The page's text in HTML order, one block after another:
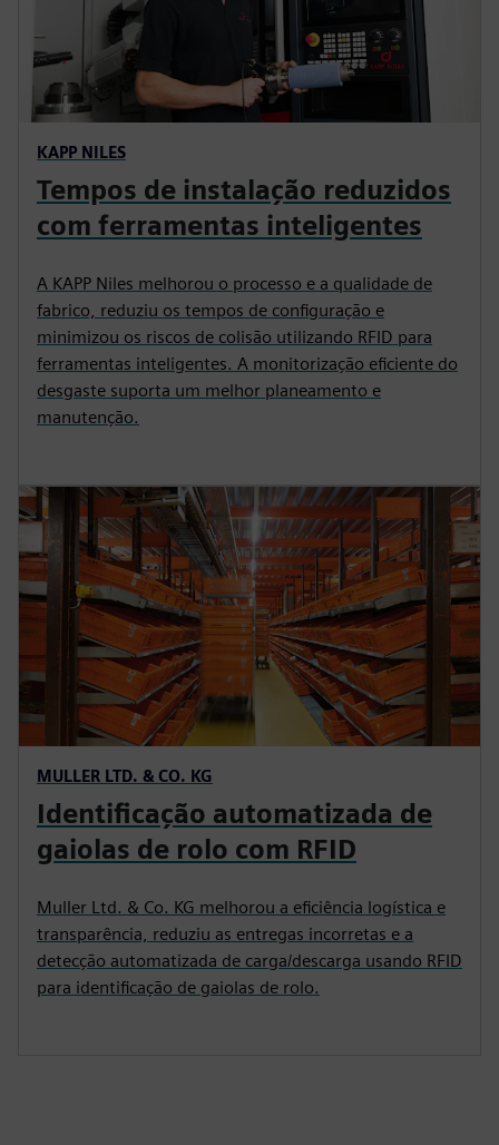
KAPP NILES
Tempos de instalação reduzidos
com ferramentas inteligentes
A KAPP Niles melhorou o processo e a qualidade de
fabrico, reduziu os tempos de configuração e
minimizou os riscos de colisão utilizando RFID para
ferramentas inteligentes. A monitorização eficiente do
desgaste suporta um melhor planeamento e
manutenção.
MULLER LTD. & CO. KG
Identificação automatizada de
gaiolas de rolo com RFID
Muller Ltd. & Co. KG melhorou a eficiência logística e
transparência, reduziu as entregas incorretas e a
detecção automatizada de carga/descarga usando RFID
para identificação de gaiolas de rolo.